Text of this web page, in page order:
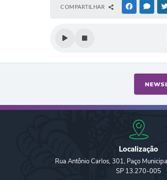
COMPARTILHAR FACEBOOK
Localização
Rua Antônio Carlos, 301, Paço
SP 13.270-005